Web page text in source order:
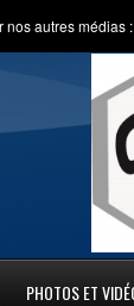
nos autres médias :
PHOTOS ET